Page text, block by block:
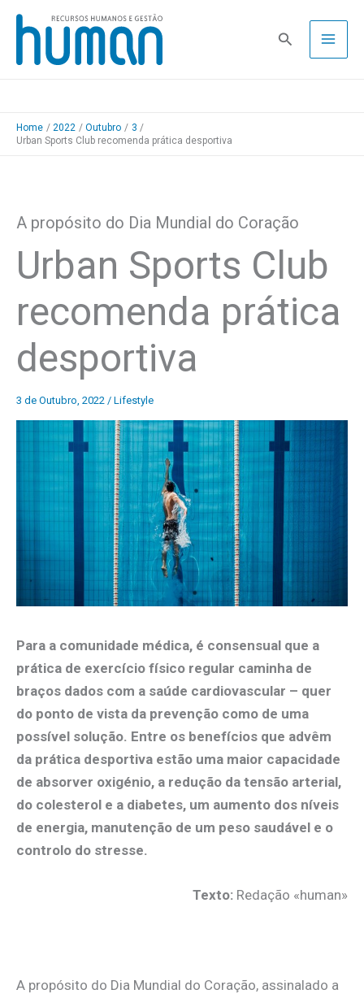
Skip
content
Pesquisa
Home 2022 Outubro
3
Urban Sports Club recomenda prática desportiva
A propósito do Dia Mundial do Coração
Urban Sports Club
recomenda prática
desportiva
3 de Outubro, 2022 / Lifestyle
Para a comunidade médica, é consensual que a
prática de exercício físico regular caminha de
braços dados com a saúde cardiovascular – quer
do ponto de vista da prevenção como de uma
possível solução. Entre os benefícios que advêm
da prática desportiva estão uma maior capacidade
de absorver oxigénio, a redução da tensão arterial,
do colesterol e a diabetes, um aumento dos níveis
de energia, manutenção de um peso saudável e o
controlo do stresse.
Texto: Redação «human»
A propósito do Dia Mundial do Coração, assinalado a